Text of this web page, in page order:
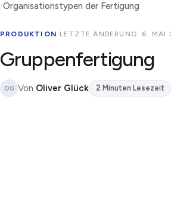
Organisationstypen der Fertigung
PRODUKTION · LETZTE ÄNDERUNG: 6. MAI
Gruppenfertigung
OG Von Oliver Glück 2 Minuten Lesezeit